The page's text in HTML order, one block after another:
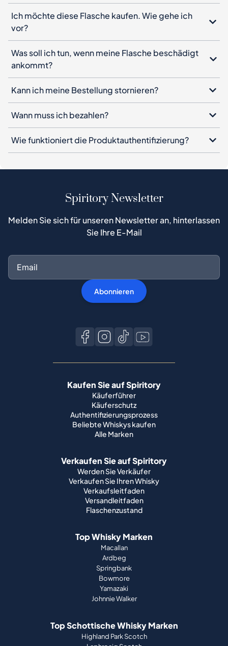
Ich möchte diese Flasche kaufen. Wie gehe ich
vor?
Was soll ich tun, wenn meine Flasche beschädigt
ankommt?
Kann ich meine Bestellung stornieren?
Wann muss ich bezahlen?
Wie funktioniert die Produktauthentifizierung?
Spiritory Newsletter
Melden Sie sich für unseren Newsletter an, hinterlassen
Sie Ihre E-Mail
Abonnieren
Kaufen Sie auf Spiritory
Käuferführer
Käuferschutz
Authentifizierungsprozess
Beliebte Whiskys kaufen
Alle Marken
Verkaufen Sie auf Spiritory
Werden Sie Verkäufer
Verkaufen Sie Ihren Whisky
Verkaufsleitfaden
Versandleitfaden
Flaschenzustand
Top Whisky Marken
Macallan
Ardbeg
Springbank
Bowmore
Yamazaki
Johnnie Walker
Top Schottische Whisky Marken
Highland Park Scotch